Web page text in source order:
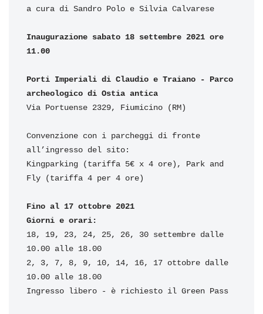
a cura di Sandro Polo e Silvia Calvarese
Inaugurazione sabato 18 settembre 2021 ore
11.00
Porti Imperiali di Claudio e Traiano - Parco
archeologico di Ostia antica
Via Portuense 2329, Fiumicino (RM)
Convenzione con i parcheggi di fronte
all’ingresso del sito:
Kingparking (tariffa 5€ x 4 ore), Park and
Fly (tariffa 4 per 4 ore)
Fino al 17 ottobre 2021
Giorni e orari:
18, 19, 23, 24, 25, 26, 30 settembre dalle
10.00 alle 18.00
2, 3, 7, 8, 9, 10, 14, 16, 17 ottobre dalle
10.00 alle 18.00
Ingresso libero - è richiesto il Green Pass